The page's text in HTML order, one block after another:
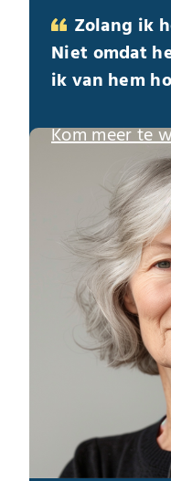
Zolang ik
Niet omdat
ik van hem
Kom meer te